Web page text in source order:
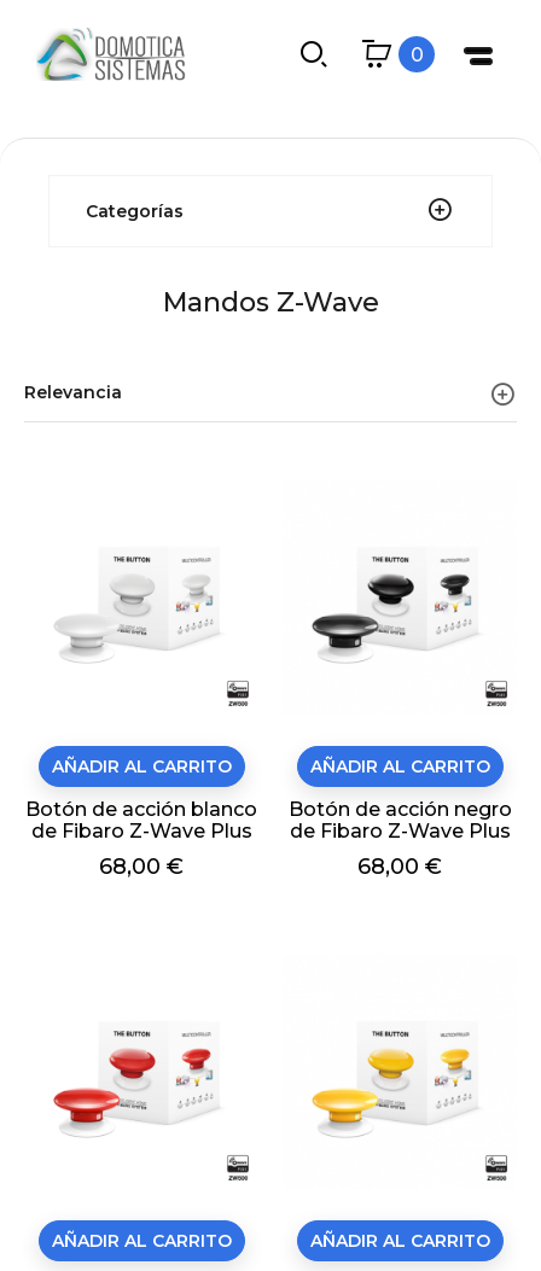
0
Categorías
Mandos Z-Wave
Relevancia
Botón de acción blanco
de Fibaro Z-Wave Plus
Precio
68,00 €
AÑADIR AL CARRITO
Botón de acción negro
de Fibaro Z-Wave Plus
Precio
68,00 €
AÑADIR AL CARRITO
AÑADIR AL CARRITO AÑADIR AL CARRITO